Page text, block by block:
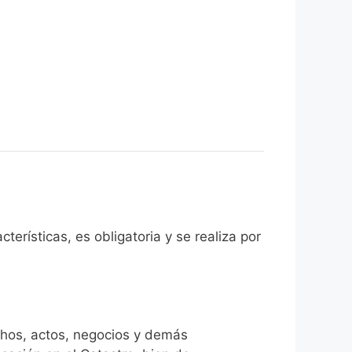
es obligatoria y se realiza por
actos, negocios y demás